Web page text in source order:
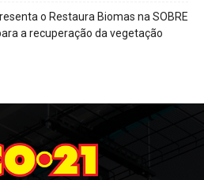
o Restaura Biomas na SOBRE
a recuperação da vegetação